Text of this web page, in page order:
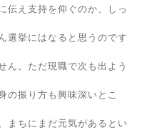
伝え支持を仰ぐのか、しっ
選挙にはなると思うのです
ん。ただ現職で次も出よう
の振り方も興味深いとこ
まちにまだ元気があるとい